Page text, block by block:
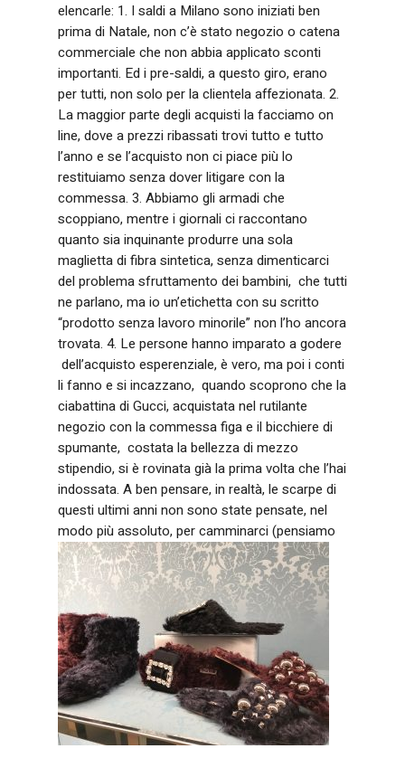
elencarle: 1. I saldi a Milano sono iniziati ben
prima di Natale, non c’è stato negozio o catena
commerciale che non abbia applicato sconti
importanti. Ed i pre-saldi, a questo giro, erano
per tutti, non solo per la clientela affezionata. 2.
La maggior parte degli acquisti la facciamo on
line, dove a prezzi ribassati trovi tutto e tutto
l’anno e se l’acquisto non ci piace più lo
restituiamo senza dover litigare con la
commessa. 3. Abbiamo gli armadi che
scoppiano, mentre i giornali ci raccontano
quanto sia inquinante produrre una sola
maglietta di fibra sintetica, senza dimenticarci
del problema sfruttamento dei bambini, che tutti
ne parlano, ma io un’etichetta con su scritto
“prodotto senza lavoro minorile” non l’ho ancora
trovata. 4. Le persone hanno imparato a godere
dell’acquisto esperenziale, è vero, ma poi i conti
li fanno e si incazzano, quando scoprono che la
ciabattina di Gucci, acquistata nel rutilante
negozio con la commessa figa e il bicchiere di
spumante, costata la bellezza di mezzo
stipendio, si è rovinata già la prima volta che l’hai
indossata. A ben pensare, in realtà, le scarpe di
questi ultimi anni non sono state pensate, nel
modo più assoluto, per camminarci (pensiamo